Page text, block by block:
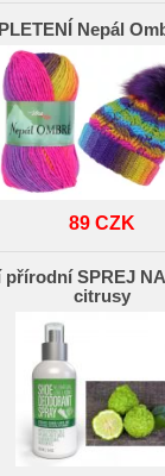
Nepál
89 CZK
SPREJ
citrusy